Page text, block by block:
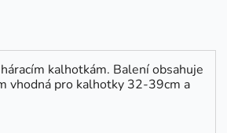
kalhotkám. Balení obsahuje
vhodná pro kalhotky 32-39cm a